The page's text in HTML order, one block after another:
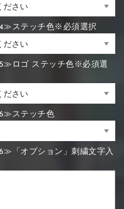
ステッチ色※必須選択
ロゴ ステッチ色※必須選
ステッチ色
「オプション」刺繍文字入